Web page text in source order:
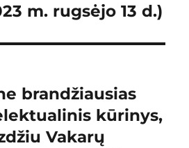
m. rugsėjo 13 d.)
brandžiausias
kūrinys,
Vakarų